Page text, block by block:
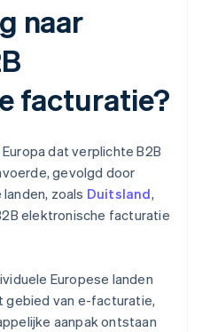
naar
facturatie?
dat verplichte B2B
gevolgd door
zoals Duitsland,
elektronische facturatie
Europese landen
gebied van e-facturatie,
aanpak ontstaan